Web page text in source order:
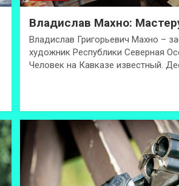
Владислав Махно:
Владислав Григорьевич Махно –
художник Республики Северная
Человек на Кавказе известный.